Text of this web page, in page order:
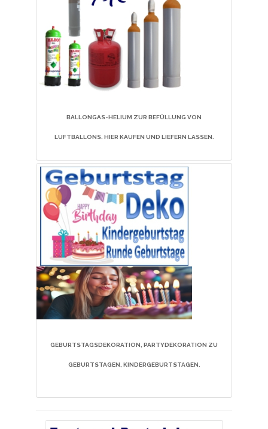
BALLONGAS-HELIUM ZUR BEFÜLLUNG VON
LUFTBALLONS. HIER KAUFEN UND LIEFERN LASSEN.
GEBURTSTAGSDEKORATION, PARTYDEKORATION ZU
GEBURTSTAGEN, KINDERGEBURTSTAGEN.